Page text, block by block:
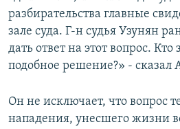
разбирательства главные
зале суда. Г-н судья Узунян
дать ответ на этот вопрос. Кто
подобное решение?» - сказал
Он не исключает, что вопрос
нападения, унесшего жизни